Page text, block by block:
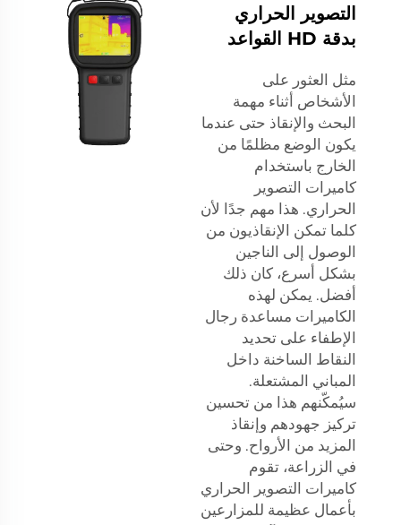
التصوير الحراري
بدقة HD القواعد
مثل العثور على
الأشخاص أثناء مهمة
البحث والإنقاذ حتى عندما
يكون الوضع مظلمًا من
الخارج باستخدام
كاميرات التصوير
الحراري. هذا مهم جدًا لأن
كلما تمكن الإنقاذيون من
الوصول إلى الناجين
بشكل أسرع، كان ذلك
أفضل. يمكن لهذه
الكاميرات مساعدة رجال
الإطفاء على تحديد
النقاط الساخنة داخل
المباني المشتعلة.
سيُمكّنهم هذا من تحسين
تركيز جهودهم وإنقاذ
المزيد من الأرواح. وحتى
في الزراعة، تقوم
كاميرات التصوير الحراري
بأعمال عظيمة للمزارعين